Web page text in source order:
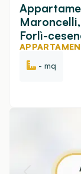
Forlì-
- mq